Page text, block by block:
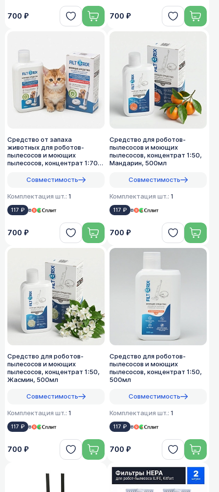
700 ₽ 700 ₽
Средство от запаха
животных для роботов-
пылесосов и моющих
пылесосов, концентрат 1:70,
Совместимость
Комплектация шт.: 1
117 ₽ в
700 ₽
Средство для роботов-
пылесосов и моющих
пылесосов, концентрат 1:50,
Мандарин, 500мл
Совместимость
Комплектация шт.: 1
117 ₽ в
700 ₽
Средство для роботов-
пылесосов и моющих
пылесосов, концентрат 1:50,
Жасмин, 500мл
Совместимость
Комплектация шт.: 1
117 ₽ в
700 ₽
Средство для роботов-
пылесосов и моющих
пылесосов, концентрат 1:50,
500мл
Совместимость
Комплектация шт.: 1
117 ₽ в
700 ₽